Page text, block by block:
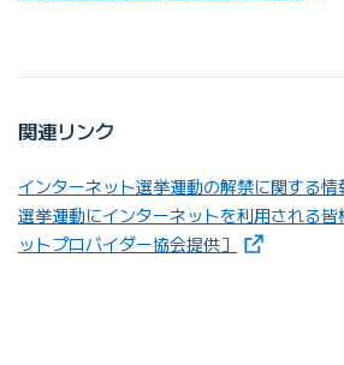
関連リンク
インターネット選挙運動の解禁に関する情
選挙運動にインターネットを利用される
ットプロバイダー協会提供］
（新しいタブ